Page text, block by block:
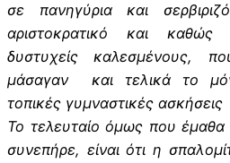
σε πανηγύρια και
αριστοκρατικό και
δυστυχείς καλεσμένους,
μάσαγαν και τελικά το
τοπικές γυμναστικές
Το τελευταίο όμως που έμαθα
συνεπήρε, είναι ότι η